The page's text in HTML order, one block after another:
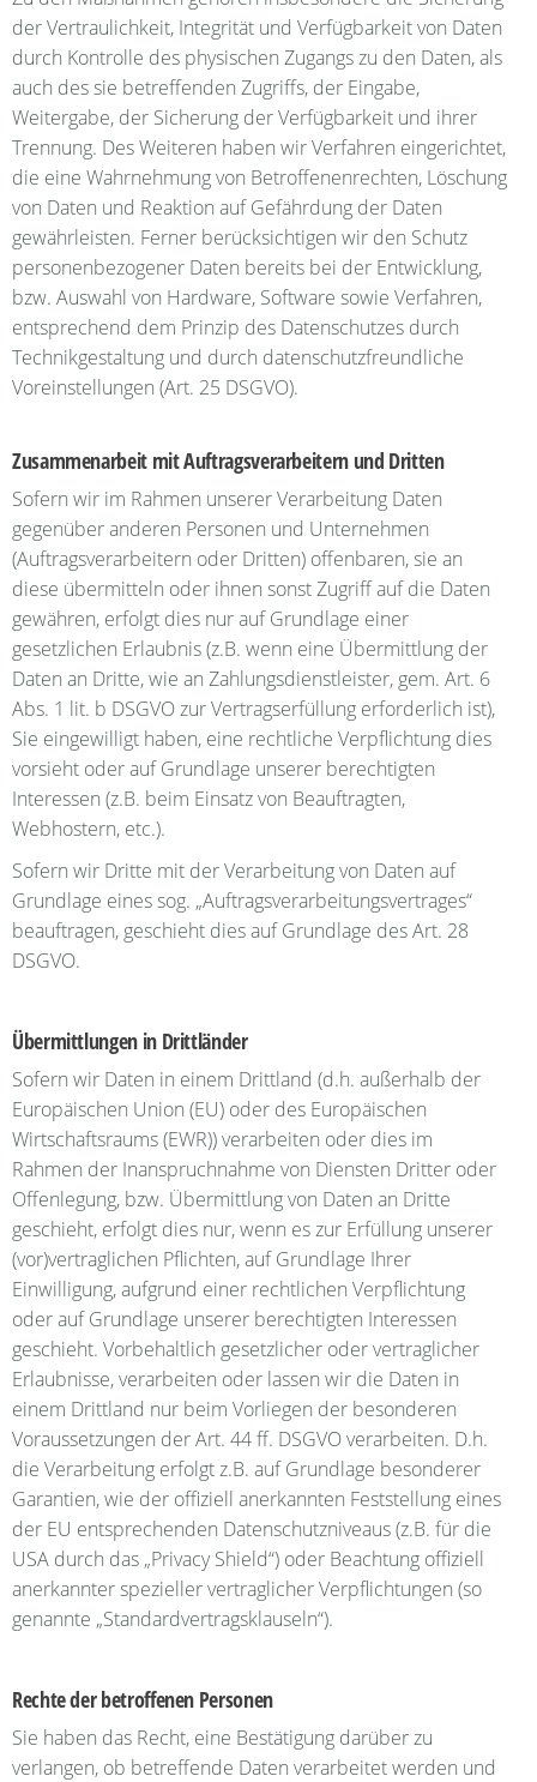
der Vertraulichkeit, Integrität und Verfügbarkeit von Daten
durch Kontrolle des physischen Zugangs zu den Daten, als
auch des sie betreffenden Zugriffs, der Eingabe,
Weitergabe, der Sicherung der Verfügbarkeit und ihrer
Trennung. Des Weiteren haben wir Verfahren eingerichtet,
die eine Wahrnehmung von Betroffenenrechten, Löschung
von Daten und Reaktion auf Gefährdung der Daten
gewährleisten. Ferner berücksichtigen wir den Schutz
personenbezogener Daten bereits bei der Entwicklung,
bzw. Auswahl von Hardware, Software sowie Verfahren,
entsprechend dem Prinzip des Datenschutzes durch
Technikgestaltung und durch datenschutzfreundliche
Voreinstellungen (Art. 25 DSGVO).
Zusammenarbeit mit Auftragsverarbeitern und Dritten
Sofern wir im Rahmen unserer Verarbeitung Daten
gegenüber anderen Personen und Unternehmen
(Auftragsverarbeitern oder Dritten) offenbaren, sie an
diese übermitteln oder ihnen sonst Zugriff auf die Daten
gewähren, erfolgt dies nur auf Grundlage einer
gesetzlichen Erlaubnis (z.B. wenn eine Übermittlung der
Daten an Dritte, wie an Zahlungsdienstleister, gem. Art. 6
Abs. 1 lit. b DSGVO zur Vertragserfüllung erforderlich ist),
Sie eingewilligt haben, eine rechtliche Verpflichtung dies
vorsieht oder auf Grundlage unserer berechtigten
Interessen (z.B. beim Einsatz von Beauftragten,
Webhostern, etc.).
Sofern wir Dritte mit der Verarbeitung von Daten auf
Grundlage eines sog. „Auftragsverarbeitungsvertrages“
beauftragen, geschieht dies auf Grundlage des Art. 28
DSGVO.
Übermittlungen in Drittländer
Sofern wir Daten in einem Drittland (d.h. außerhalb der
Europäischen Union (EU) oder des Europäischen
Wirtschaftsraums (EWR)) verarbeiten oder dies im
Rahmen der Inanspruchnahme von Diensten Dritter oder
Offenlegung, bzw. Übermittlung von Daten an Dritte
geschieht, erfolgt dies nur, wenn es zur Erfüllung unserer
(vor)vertraglichen Pflichten, auf Grundlage Ihrer
Einwilligung, aufgrund einer rechtlichen Verpflichtung
oder auf Grundlage unserer berechtigten Interessen
geschieht. Vorbehaltlich gesetzlicher oder vertraglicher
Erlaubnisse, verarbeiten oder lassen wir die Daten in
einem Drittland nur beim Vorliegen der besonderen
Voraussetzungen der Art. 44 ff. DSGVO verarbeiten. D.h.
die Verarbeitung erfolgt z.B. auf Grundlage besonderer
Garantien, wie der offiziell anerkannten Feststellung eines
der EU entsprechenden Datenschutzniveaus (z.B. für die
USA durch das „Privacy Shield“) oder Beachtung offiziell
anerkannter spezieller vertraglicher Verpflichtungen (so
genannte „Standardvertragsklauseln“).
Rechte der betroffenen Personen
Sie haben das Recht, eine Bestätigung darüber zu
verlangen, ob betreffende Daten verarbeitet werden und